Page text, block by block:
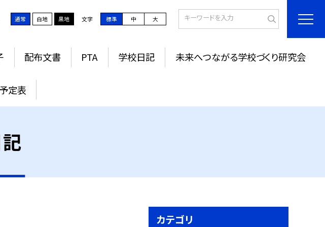
通常 白地 黒地 文字 標準 中 大
配布文書 PTA 学校日記 未来へつながる学校づくり研究会
予定表
カテゴリ